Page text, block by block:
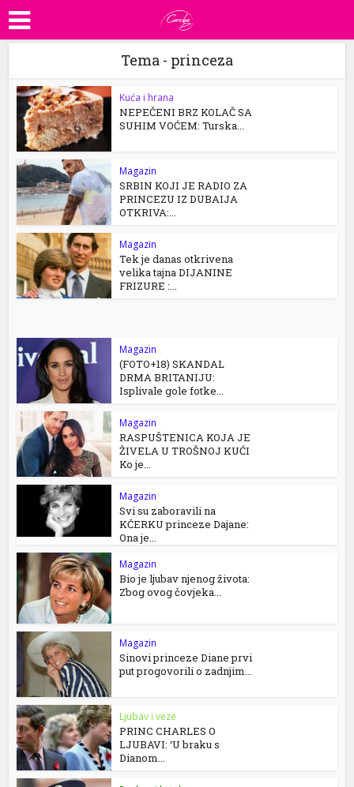
Tema - princeza
Kuća i hrana
NEPEČENI BRZ KOLAČ SA
SUHIM VOĆEM: Turska...
Magazin
SRBIN KOJI JE RADIO ZA
PRINCEZU IZ DUBAIJA
OTKRIVA:...
Magazin
Tek je danas otkrivena
velika tajna DIJANINE
FRIZURE :...
Magazin
(FOTO+18) SKANDAL
DRMA BRITANIJU:
Isplivale gole fotke...
Magazin
RASPUŠTENICA KOJA JE
ŽIVELA U TROŠNOJ KUĆI
Ko je...
Magazin
Svi su zaboravili na
KĆERKU princeze Dajane:
Ona je...
Magazin
Bio je ljubav njenog života:
Zbog ovog čovjeka...
Magazin
Sinovi princeze Diane prvi
put progovorili o zadnjim...
Ljubav i veze
PRINC CHARLES O
LJUBAVI: ‘U braku s
Dianom...